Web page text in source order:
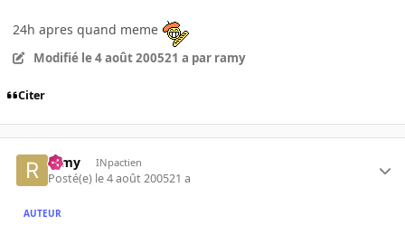
24h apres quand meme
Modifié le 4 août 200521 a par ramy
Citer
ramy INpactien
Posté(e) le 4 août 200521 a
AUTEUR